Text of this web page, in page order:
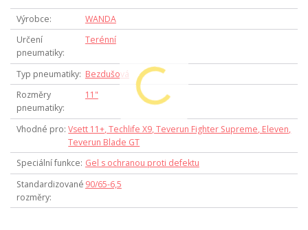
Výrobce
WANDA
Určení
pneumatiky
Terénní
Typ pneumatiky
Bezdušová
Rozměry
pneumatiky
11"
Vhodné pro Vsett 11+, Techlife X9, Teverun Fighter Supreme, Eleven,
Teverun Blade GT
Speciální funkce Gel s ochranou proti defektu
Standardizované
rozměry
90/65-6,5